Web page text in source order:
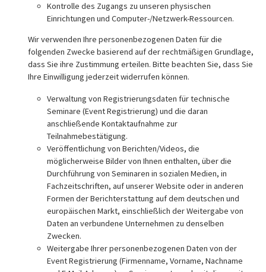
Kontrolle des Zugangs zu unseren physischen
Einrichtungen und Computer-/Netzwerk-Ressourcen.
Wir verwenden Ihre personenbezogenen Daten für die
folgenden Zwecke basierend auf der rechtmäßigen Grundlage,
dass Sie ihre Zustimmung erteilen. Bitte beachten Sie, dass Sie
Ihre Einwilligung jederzeit widerrufen können.
Verwaltung von Registrierungsdaten für technische
Seminare (Event Registrierung) und die daran
anschließende Kontaktaufnahme zur
Teilnahmebestätigung.
Veröffentlichung von Berichten/Videos, die
möglicherweise Bilder von Ihnen enthalten, über die
Durchführung von Seminaren in sozialen Medien, in
Fachzeitschriften, auf unserer Website oder in anderen
Formen der Berichterstattung auf dem deutschen und
europäischen Markt, einschließlich der Weitergabe von
Daten an verbundene Unternehmen zu denselben
Zwecken.
Weitergabe Ihrer personenbezogenen Daten von der
Event Registrierung (Firmenname, Vorname, Nachname